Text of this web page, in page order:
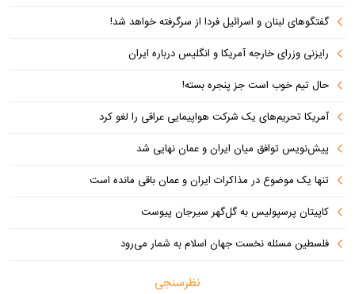
گفتگوهای لبنان و اسرائیل فردا از سرگرفته خواهد شد!
رایزنی وزرای خارجه آمریکا و انگلیس درباره ایران
حال تیم خوب است جز پنجره بسته!
آمریکا تحریم‌های یک شرکت هواپیمایی عراقی را لغو کرد
پیش‌نویس توافق میان ایران و عمان نهایی شد
تنها یک موضوع در مذاکرات ایران و عمان باقی مانده است
کاپیتان پرسپولیس به گل‌گهر سیرجان پیوست
فلسطین مسئله نخست جهان اسلام به شمار می‌رود
نظرسنجی